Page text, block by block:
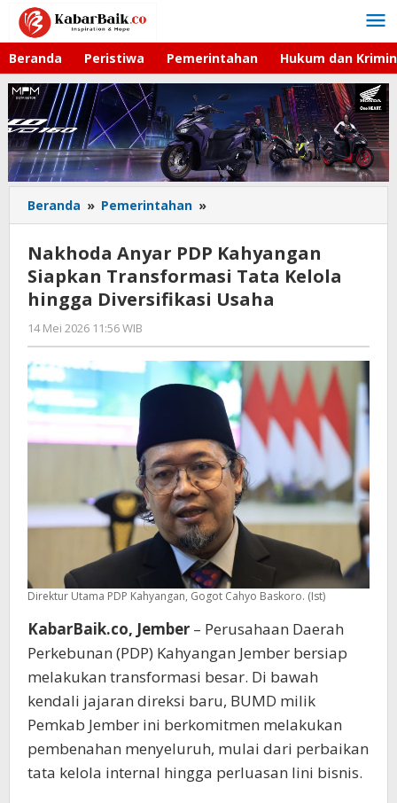
Lewati
konten
Beranda Peristiwa Pemerintahan Hukum dan
Beranda » Pemerintahan »
Anyar
Kahyangan
Siapkan
Transformasi
Diversifikasi
Usaha
Nakhoda Anyar PDP Kahyangan
Siapkan Transformasi Tata Kelola
hingga Diversifikasi Usaha
14 Mei 2026 11:56 WIB
Gagah
Saputra
Direktur Utama PDP Kahyangan, Gogot Cahyo Baskoro. (Ist)
KabarBaik.co, Jember – Perusahaan Daerah
Perkebunan (PDP) Kahyangan Jember bersiap
melakukan transformasi besar. Di bawah
kendali jajaran direksi baru, BUMD milik
Pemkab Jember ini berkomitmen melakukan
pembenahan menyeluruh, mulai dari perbaikan
tata kelola internal hingga perluasan lini bisnis.